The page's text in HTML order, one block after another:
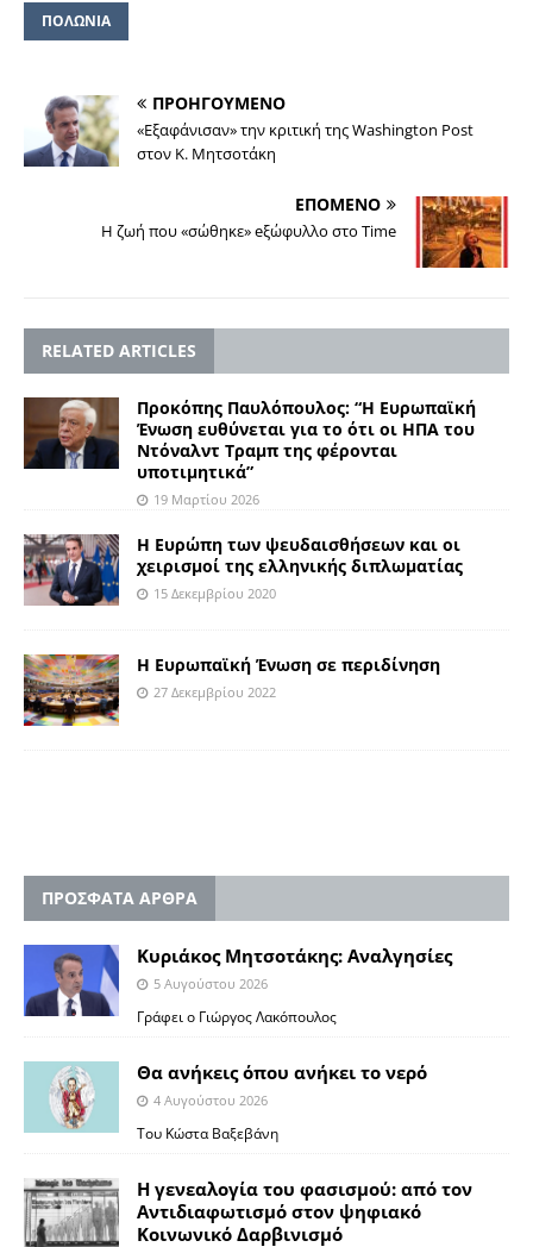
ΠΟΛΩΝΙΑ
ΠΡΟΗΓΟΥΜΕΝΟ
«Εξαφάνισαν» την κριτική της Washington Post
στον Κ. Μητσοτάκη
ΕΠΟΜΕΝΟ
Η ζωή που «σώθηκε» eξώφυλλο στο Time
RELATED ARTICLES
Προκόπης Παυλόπουλος: “Η Ευρωπαϊκή
Ένωση ευθύνεται για το ότι οι ΗΠΑ του
Ντόναλντ Τραμπ της φέρονται
υποτιμητικά”
19 Μαρτίου 2026
H Eυρώπη των ψευδαισθήσεων και οι
χειρισμοί της ελληνικής διπλωματίας
15 Δεκεμβρίου 2020
Η Ευρωπαϊκή Ένωση σε περιδίνηση
27 Δεκεμβρίου 2022
ΠΡΟΣΦΑΤΑ ΑΡΘΡΑ
Κυριάκος Μητσοτάκης: Αναλγησίες
5 Αυγούστου 2026
Γράφει ο Γιώργος Λακόπουλος
Θα ανήκεις όπου ανήκει το νερό
4 Αυγούστου 2026
Του Κώστα Βαξεβάνη
Η γενεαλογία του φασισμού: από τον
Αντιδιαφωτισμό στον ψηφιακό
Κοινωνικό Δαρβινισμό